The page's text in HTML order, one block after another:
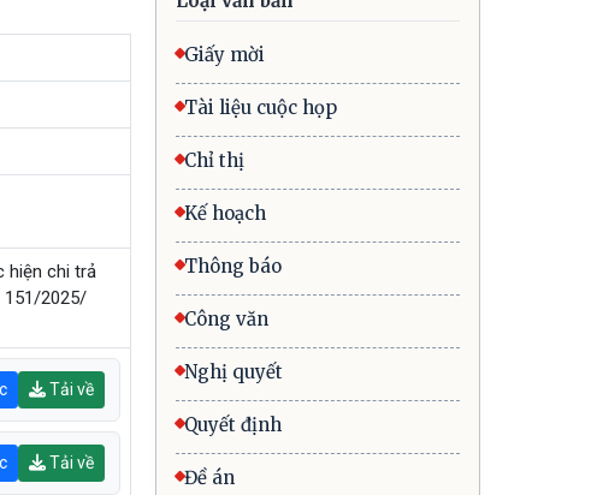
hiện chi trả
151/2025/
Tải về
Tải về
Giấy mời
Tài liệu cuộc họp
Chỉ thị
Kế hoạch
Thông báo
Công văn
Nghị quyết
Quyết định
Đề án